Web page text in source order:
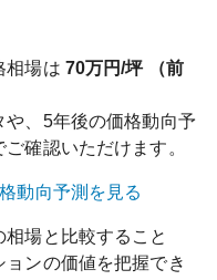
相場は 70万円/坪 （前
や、5年後の価格動向予
確認いただけます。
動向予測を見る
場と比較すること
ンの価値を把握でき